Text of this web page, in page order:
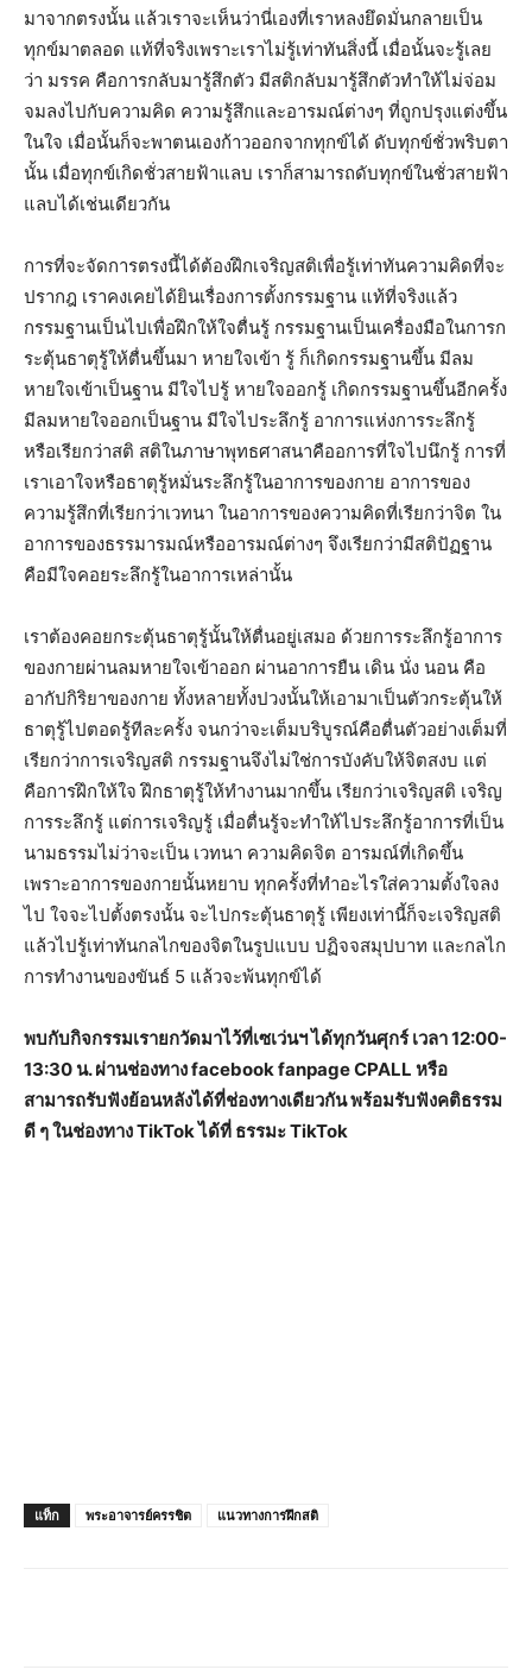
มาจากตรงนั้น แล้วเราจะเห็นว่านี่เองที่เราหลงยึดมั่นกลายเป็น
ทุกข์มาตลอด แท้ที่จริงเพราะเราไม่รู้เท่าทันสิ่งนี้ เมื่อนั้นจะรู้เลย
ว่า มรรค คือการกลับมารู้สึกตัว มีสติกลับมารู้สึกตัวทำให้ไม่จ่อม
จมลงไปกับความคิด ความรู้สึกและอารมณ์ต่างๆ ที่ถูกปรุงแต่งขึ้น
ในใจ เมื่อนั้นก็จะพาตนเองก้าวออกจากทุกข์ได้ ดับทุกข์ชั่วพริบตา
นั้น เมื่อทุกข์เกิดชั่วสายฟ้าแลบ เราก็สามารถดับทุกข์ในชั่วสายฟ้า
แลบได้เช่นเดียวกัน
การที่จะจัดการตรงนี้ได้ต้องฝึกเจริญสติเพื่อรู้เท่าทันความคิดที่จะ
ปรากฎ เราคงเคยได้ยินเรื่องการตั้งกรรมฐาน แท้ที่จริงแล้ว
กรรมฐานเป็นไปเพื่อฝึกให้ใจตื่นรู้ กรรมฐานเป็นเครื่องมือในการก
ระตุ้นธาตุรู้ให้ตื่นขึ้นมา หายใจเข้า รู้ ก็เกิดกรรมฐานขึ้น มีลม
หายใจเข้าเป็นฐาน มีใจไปรู้ หายใจออกรู้ เกิดกรรมฐานขึ้นอีกครั้ง
มีลมหายใจออกเป็นฐาน มีใจไประลึกรู้ อาการแห่งการระลึกรู้
หรือเรียกว่าสติ สติในภาษาพุทธศาสนาคืออการที่ใจไปนึกรู้ การที่
เราเอาใจหรือธาตุรู้หมั่นระลึกรู้ในอาการของกาย อาการของ
ความรู้สึกที่เรียกว่าเวทนา ในอาการของความคิดที่เรียกว่าจิต ใน
อาการของธรรมารมณ์หรืออารมณ์ต่างๆ จึงเรียกว่ามีสติปัฏฐาน
คือมีใจคอยระลึกรู้ในอาการเหล่านั้น
เราต้องคอยกระตุ้นธาตุรู้นั้นให้ตื่นอยู่เสมอ ด้วยการระลึกรู้อาการ
ของกายผ่านลมหายใจเข้าออก ผ่านอาการยืน เดิน นั่ง นอน คือ
อากัปกิริยาของกาย ทั้งหลายทั้งปวงนั้นให้เอามาเป็นตัวกระตุ้นให้
ธาตุรู้ไปตอดรู้ทีละครั้ง จนกว่าจะเต็มบริบูรณ์คือตื่นตัวอย่างเต็มที่
เรียกว่าการเจริญสติ กรรมฐานจึงไม่ใช่การบังคับให้จิตสงบ แต่
คือการฝึกให้ใจ ฝึกธาตุรู้ให้ทำงานมากขึ้น เรียกว่าเจริญสติ เจริญ
การระลึกรู้ แต่การเจริญรู้ เมื่อตื่นรู้จะทำให้ไประลึกรู้อาการที่เป็น
นามธรรมไม่ว่าจะเป็น เวทนา ความคิดจิต อารมณ์ที่เกิดขึ้น
เพราะอาการของกายนั้นหยาบ ทุกครั้งที่ทำอะไรใส่ความตั้งใจลง
ไป ใจจะไปตั้งตรงนั้น จะไปกระตุ้นธาตุรู้ เพียงเท่านี้ก็จะเจริญสติ
แล้วไปรู้เท่าทันกลไกของจิตในรูปแบบ ปฏิจจสมุปบาท และกลไก
การทำงานของขันธ์ 5 แล้วจะพ้นทุกข์ได้
พบกับกิจกรรมเรายกวัดมาไว้ที่เซเว่นฯ ได้ทุกวันศุกร์ เวลา 12:00-
13:30 น. ผ่านช่องทาง facebook fanpage CPALL หรือ
สามารถรับฟังย้อนหลังได้ที่ช่องทางเดียวกัน พร้อมรับฟังคติธรรม
ดี ๆ ในช่องทาง TikTok ได้ที่ ธรรมะ TikTok
แท็ก พระอาจารย์ครรชิต แนวทางการฝึกสติ